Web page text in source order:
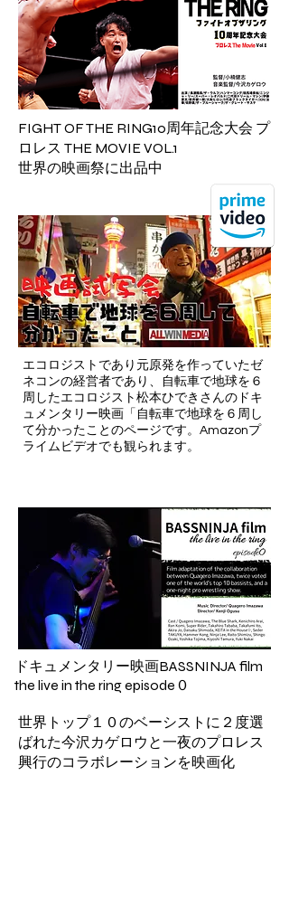
FIGHT OF THE RING10周年記念大会 プ
ロレス THE MOVIE VOL.1
世界の映画祭に出品中
エコロジストであり元原発を作っていたゼ
ネコンの経営者であり、自転車で地球を６
周したエコロジスト松本ひできさんのドキ
ュメンタリー映画「 自転車で地球を６周し
て分かったこと のページです。Amazonプ
ライムビデオでも観られます。
ドキュメンタリー映画BASSNINJA film
the live in the ring episode０
世界トップ１０のベーシストに２度選
ばれた今沢カゲロウと一夜のプロレス
興行のコラボレーションを映画化